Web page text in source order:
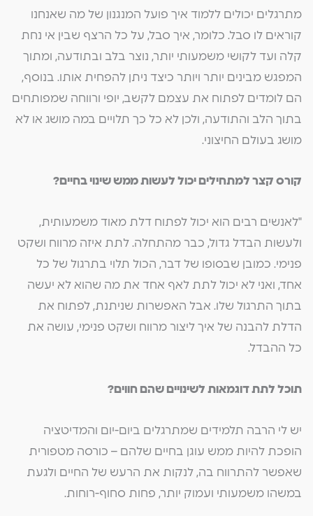
מתרגלים יכולים ללמוד איך פועל המנגנון של מה שאנחנו
קוראים לו סבל. כלומר, איך סבל, על כל הרצף שבין אי נחת
קלה ועד לקושי משמעותי יותר, נוצר בלב ובתודעה, ומתוך
המפגש מבינים יותר ויותר כיצד ניתן להפחית אותו. בנוסף,
הם לומדים לפתוח את עצמם לקשב, יופי ורווחה שמפותחים
בתוך הלב והתודעה, ולכן לא כל כך תלויים במה מושג או לא
מושג בעולם החיצוני.
קורס קצר למתחילים יכול לעשות ממש שינוי בחיים?
"לאנשים רבים הוא יכול לפתוח דלת מאוד משמעותית,
ולעשות הבדל גדול, כבר מהתחלה. לתת איזה מרווח ושקט
פנימי. כמובן שבסופו של דבר, הכול תלוי בתרגול של כל
אחד, ואני לא יכול לתת לאף אחד את מה שהוא לא יעשה
בתוך התרגול שלו. אבל האפשרות שניתנת, לפתוח את
הדלת להבנה של איך ליצור מרווח ושקט פנימי, עושה את
כל ההבדל.
תוכל לתת דוגמאות לשינויים שהם חווים?
יש לי הרבה תלמידים שמתרגלים ביום-יום והמדיטציה
הופכת להיות ממש עוגן בחיים שלהם – כורסה מטפורית
שאפשר להתרווח בה, לנקות את הרעש של החיים ולגעת
במשהו משמעותי ועמוק יותר, פחות סחוף-רוחות.